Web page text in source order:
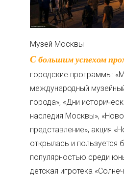
Музей Москвы
С большим успехом проходят значимые
городские программы:
международный
города», «Дни
наследия Москвы»,
представление», акция
открылась и пользуется
популярностью среди
детская игротека